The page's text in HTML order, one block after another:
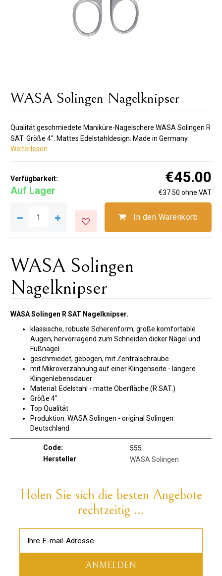
WASA Solingen Nagelknipser
Qualität geschmiedete Maniküre-Nagelschere WASA Solingen R
SAT. Größe 4". Mattes Edelstahldesign. Made in Germany.
Weiterlesen ..
Verfügbarkeit:
Auf Lager
€45.00
€37.50 ohne VAT
In den Warenkorb
WASA Solingen
Nagelknipser
WASA Solingen R SAT Nagelknipser.
klassische, robuste Scherenform, große komfortable
Augen, hervorragend zum Schneiden dicker Nägel und
Fußnägel
geschmiedet, gebogen, mit Zentralschraube
mit Mikroverzahnung auf einer Klingenseite - längere
Klingenlebensdauer
Material: Edelstahl - matte Oberfläche (R SAT.)
Größe 4"
Top Qualität
Produktion: WASA Solingen - original Solingen
Deutschland
Code:
555
Hersteller
WASA Solingen
Holen Sie sich die besten Angebote
rechtzeitig ...